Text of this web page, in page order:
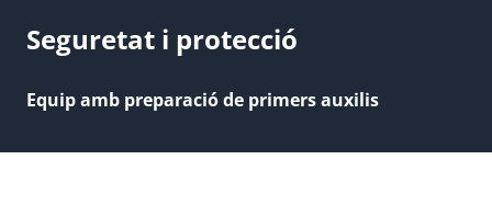
Seguretat i protecció
Equip amb preparació de primers auxilis